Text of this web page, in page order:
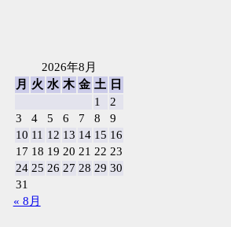
2026年8月
月
火 水 木 金 土
日
1
2
3
4 5 6 7 8
9
10 11 12 13 14 15 16
17 18 19 20 21 22 23
24 25 26 27 28 29 30
31
« 8月